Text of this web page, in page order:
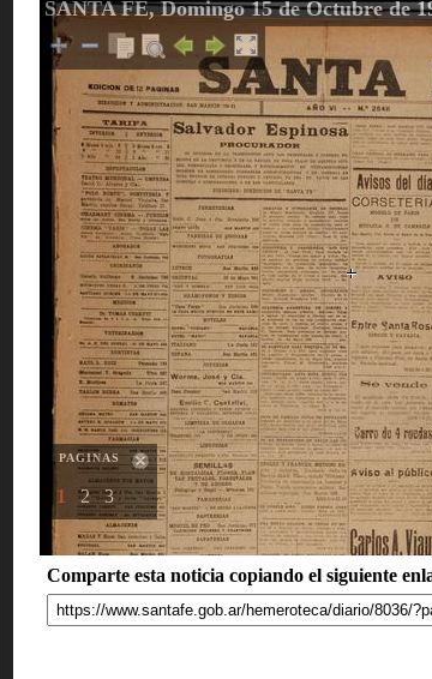
SANTA FE, Domingo 15 de Octubre de
PAGINAS
1 2 3
Comparte esta noticia copiando el siguiente